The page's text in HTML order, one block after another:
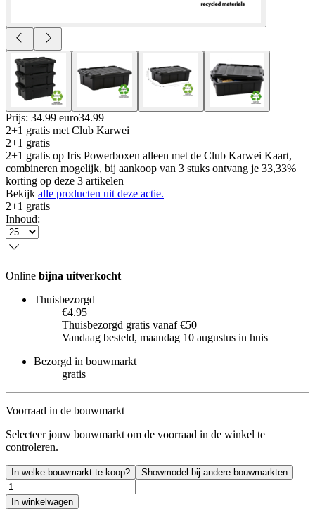
Prijs: 34.99 euro34.99
2+1 gratis met Club Karwei
2+1 gratis
2+1 gratis op Iris Powerboxen alleen met de Club Karwei Kaart,
combineren mogelijk, bij aankoop van 3 stuks ontvang je 33,33%
korting op deze 3 artikelen
Bekijk alle producten uit deze actie.
2+1 gratis
Inhoud:
Online bijna uitverkocht
Thuisbezorgd
€4.95
Thuisbezorgd gratis vanaf €50
Vandaag besteld, maandag 10 augustus in huis
Bezorgd in bouwmarkt
gratis
Voorraad in de bouwmarkt
Selecteer jouw bouwmarkt om de voorraad in de winkel te
controleren.
In welke bouwmarkt te koop? Showmodel bij andere bouwmarkten
In winkelwagen